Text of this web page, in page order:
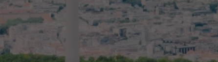
Wir rocken Ihre Logistik
Tiroler Currywurst in
Deutschlands EM-Stadien: GO!
liefert sie den VIPs
Versandanfrage
Kontakt
GO! Versandmaterial